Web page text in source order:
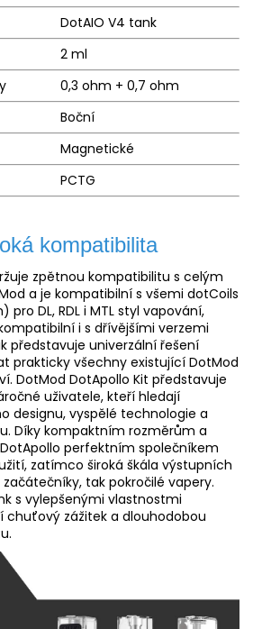
DotAIO V4 tank
2 ml
0,3 ohm + 0,7 ohm
Boční
Magnetické
PCTG
kompatibilita
zpětnou kompatibilitu s celým
a je kompatibilní s všemi dotCoils
pro DL, RDL i MTL styl vapování,
i s dřívějšími verzemi
představuje univerzální řešení
prakticky všechny existující DotMod
DotMod DotApollo Kit představuje
uživatele, kteří hledají
designu, vyspělé technologie a
Díky kompaktním rozměrům a
perfektním společníkem
zatímco široká škála výstupních
tak pokročilé vapery.
s vylepšenými vlastnostmi
chuťový zážitek a dlouhodobou